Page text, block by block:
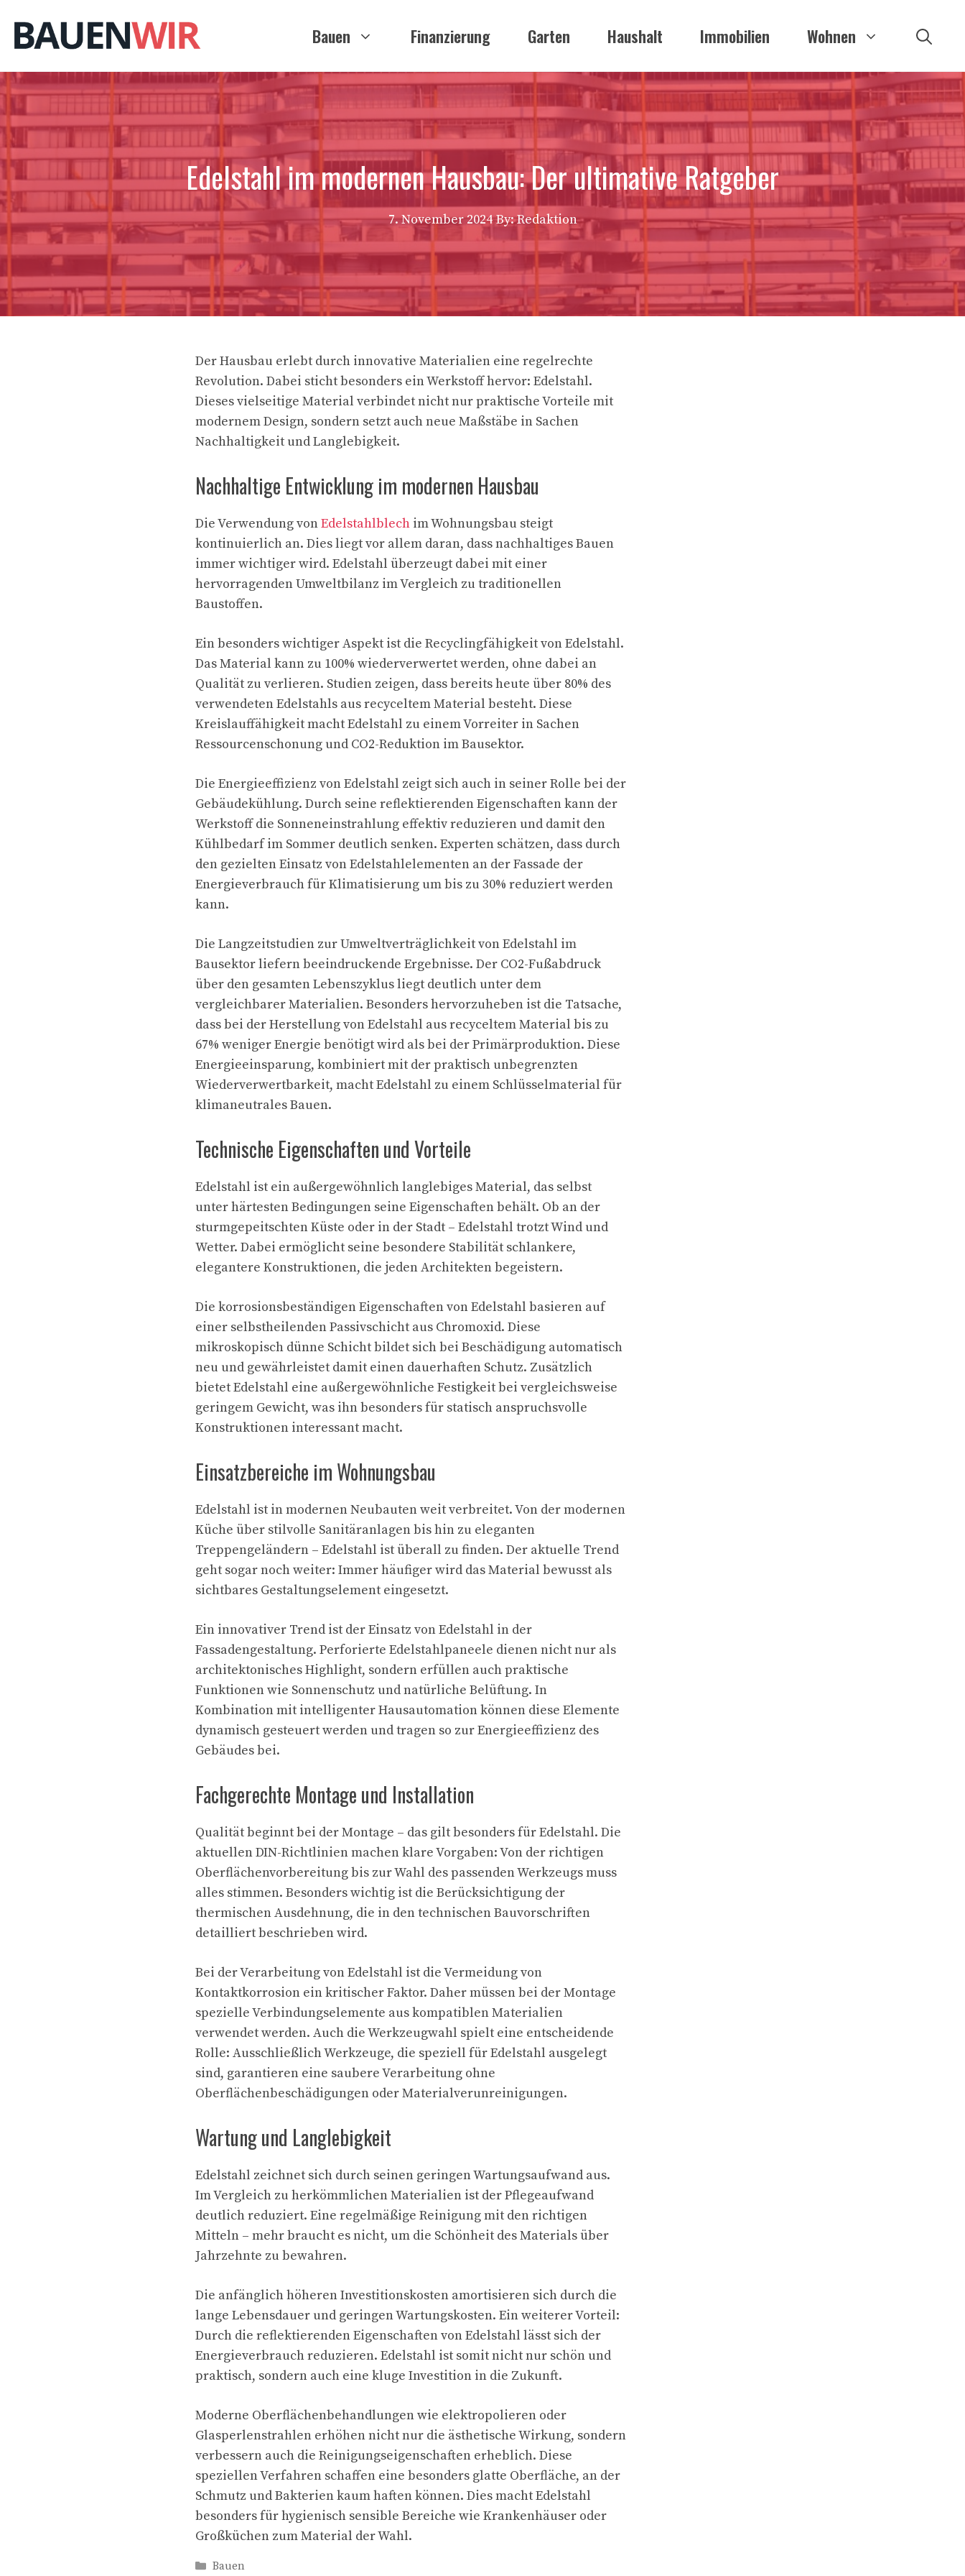
Inhalt
springen
Bauen Finanzierung Garten Haushalt Immobilien Wohnen
Edelstahl im modernen Hausbau: Der ultimative Ratgeber
7. November 2024 By: Redaktion
Der Hausbau erlebt durch innovative Materialien eine regelrechte
Revolution. Dabei sticht besonders ein Werkstoff hervor: Edelstahl.
Dieses vielseitige Material verbindet nicht nur praktische Vorteile mit
modernem Design, sondern setzt auch neue Maßstäbe in Sachen
Nachhaltigkeit und Langlebigkeit.
Nachhaltige Entwicklung im modernen Hausbau
Die Verwendung vonEdelstahlblech im Wohnungsbau steigt
kontinuierlich an. Dies liegt vor allem daran, dass nachhaltiges Bauen
immer wichtiger wird. Edelstahl überzeugt dabei mit einer
hervorragenden Umweltbilanz im Vergleich zu traditionellen
Baustoffen.
Ein besonders wichtiger Aspekt ist die Recyclingfähigkeit von Edelstahl.
Das Material kann zu 100% wiederverwertet werden, ohne dabei an
Qualität zu verlieren. Studien zeigen, dass bereits heute über 80% des
verwendeten Edelstahls aus recyceltem Material besteht. Diese
Kreislauffähigkeit macht Edelstahl zu einem Vorreiter in Sachen
Ressourcenschonung und CO2-Reduktion im Bausektor.
Die Energieeffizienz von Edelstahl zeigt sich auch in seiner Rolle bei der
Gebäudekühlung. Durch seine reflektierenden Eigenschaften kann der
Werkstoff die Sonneneinstrahlung effektiv reduzieren und damit den
Kühlbedarf im Sommer deutlich senken. Experten schätzen, dass durch
den gezielten Einsatz von Edelstahlelementen an der Fassade der
Energieverbrauch für Klimatisierung um bis zu 30% reduziert werden
kann.
Die Langzeitstudien zur Umweltverträglichkeit von Edelstahl im
Bausektor liefern beeindruckende Ergebnisse. Der CO2-Fußabdruck
über den gesamten Lebenszyklus liegt deutlich unter dem
vergleichbarer Materialien. Besonders hervorzuheben ist die Tatsache,
dass bei der Herstellung von Edelstahl aus recyceltem Material bis zu
67% weniger Energie benötigt wird als bei der Primärproduktion. Diese
Energieeinsparung, kombiniert mit der praktisch unbegrenzten
Wiederverwertbarkeit, macht Edelstahl zu einem Schlüsselmaterial für
klimaneutrales Bauen.
Technische Eigenschaften und Vorteile
Edelstahl ist ein außergewöhnlich langlebiges Material, das selbst
unter härtesten Bedingungen seine Eigenschaften behält. Ob an der
sturmgepeitschten Küste oder in der Stadt – Edelstahl trotzt Wind und
Wetter. Dabei ermöglicht seine besondere Stabilität schlankere,
elegantere Konstruktionen, die jeden Architekten begeistern.
Die korrosionsbeständigen Eigenschaften von Edelstahl basieren auf
einer selbstheilenden Passivschicht aus Chromoxid. Diese
mikroskopisch dünne Schicht bildet sich bei Beschädigung automatisch
neu und gewährleistet damit einen dauerhaften Schutz. Zusätzlich
bietet Edelstahl eine außergewöhnliche Festigkeit bei vergleichsweise
geringem Gewicht, was ihn besonders für statisch anspruchsvolle
Konstruktionen interessant macht.
Einsatzbereiche im Wohnungsbau
Edelstahl ist in modernen Neubauten weit verbreitet. Von der modernen
Küche über stilvolle Sanitäranlagen bis hin zu eleganten
Treppengeländern – Edelstahl ist überall zu finden. Der aktuelle Trend
geht sogar noch weiter: Immer häufiger wird das Material bewusst als
sichtbares Gestaltungselement eingesetzt.
Ein innovativer Trend ist der Einsatz von Edelstahl in der
Fassadengestaltung. Perforierte Edelstahlpaneele dienen nicht nur als
architektonisches Highlight, sondern erfüllen auch praktische
Funktionen wie Sonnenschutz und natürliche Belüftung. In
Kombination mit intelligenter Hausautomation können diese Elemente
dynamisch gesteuert werden und tragen so zur Energieeffizienz des
Gebäudes bei.
Fachgerechte Montage und Installation
Qualität beginnt bei der Montage – das gilt besonders für Edelstahl. Die
aktuellen DIN-Richtlinien machen klare Vorgaben: Von der richtigen
Oberflächenvorbereitung bis zur Wahl des passenden Werkzeugs muss
alles stimmen. Besonders wichtig ist die Berücksichtigung der
thermischen Ausdehnung, die in den technischen Bauvorschriften
detailliert beschrieben wird.
Bei der Verarbeitung von Edelstahl ist die Vermeidung von
Kontaktkorrosion ein kritischer Faktor. Daher müssen bei der Montage
spezielle Verbindungselemente aus kompatiblen Materialien
verwendet werden. Auch die Werkzeugwahl spielt eine entscheidende
Rolle: Ausschließlich Werkzeuge, die speziell für Edelstahl ausgelegt
sind, garantieren eine saubere Verarbeitung ohne
Oberflächenbeschädigungen oder Materialverunreinigungen.
Wartung und Langlebigkeit
Edelstahl zeichnet sich durch seinen geringen Wartungsaufwand aus.
Im Vergleich zu herkömmlichen Materialien ist der Pflegeaufwand
deutlich reduziert. Eine regelmäßige Reinigung mit den richtigen
Mitteln – mehr braucht es nicht, um die Schönheit des Materials über
Jahrzehnte zu bewahren.
Die anfänglich höheren Investitionskosten amortisieren sich durch die
lange Lebensdauer und geringen Wartungskosten. Ein weiterer Vorteil:
Durch die reflektierenden Eigenschaften von Edelstahl lässt sich der
Energieverbrauch reduzieren. Edelstahl ist somit nicht nur schön und
praktisch, sondern auch eine kluge Investition in die Zukunft.
Moderne Oberflächenbehandlungen wie elektropolieren oder
Glasperlenstrahlen erhöhen nicht nur die ästhetische Wirkung, sondern
verbessern auch die Reinigungseigenschaften erheblich. Diese
speziellen Verfahren schaffen eine besonders glatte Oberfläche, an der
Schmutz und Bakterien kaum haften können. Dies macht Edelstahl
besonders für hygienisch sensible Bereiche wie Krankenhäuser oder
Großküchen zum Material der Wahl.
Kategorien
Bauen